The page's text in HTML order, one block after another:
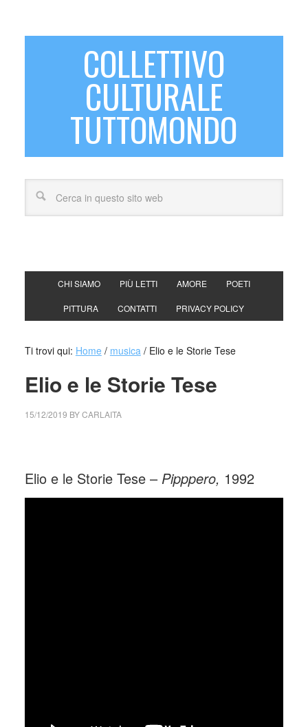
COLLETTIVO
CULTURALE
TUTTOMONDO
CHI SIAMO PIÙ LETTI AMORE POETI
PITTURA CONTATTI PRIVACY POLICY
Ti trovi qui: Home / musica /Elio e le Storie Tese
Elio e le Storie Tese
15/12/2019 BYCARLAITA
Elio e le Storie Tese – Pipppero, 1992